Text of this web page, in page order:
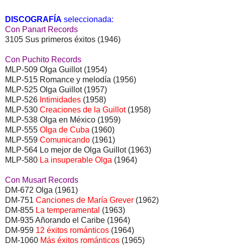
DISCOGRAFÍA seleccionada:
Con Panart Records
3105 Sus primeros éxitos (1946)
Con Puchito Records
MLP-509 Olga Guillot (1954)
MLP-515 Romance y melodía (1956)
MLP-525 Olga Guillot (1957)
MLP-526 Intimidades (1958)
MLP-530 Creaciones de la Guillot (1958)
MLP-538 Olga en México (1959)
MLP-555 Olga de Cuba (1960)
MLP-559 Comunicando (1961)
MLP-564 Lo mejor de Olga Guillot (1963)
MLP-580 La insuperable Olga (1964)
Con Musart Records
DM-672 Olga (1961)
DM-751 Canciones de María Grever (1962)
DM-855 La temperamental (1963)
DM-935 Añorando el Caribe (1964)
DM-959 12 éxitos románticos (1964)
DM-1060 Más éxitos románticos (1965)